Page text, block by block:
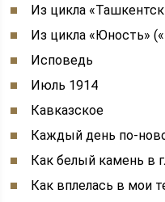
Из цикла
Из цикла «Юность»
Исповедь
Июль 1914
Кавказское
Каждый день по-
Как белый камень в
Как вплелась в мои